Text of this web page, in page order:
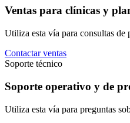
Ventas para clínicas y
Utiliza esta vía para consultas
Contactar ventas
Soporte técnico
Soporte operativo y de
Utiliza esta vía para preguntas